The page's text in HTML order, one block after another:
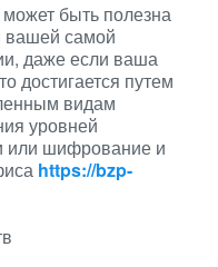
быть полезна
вашей самой
даже если ваша
достигается путем
видам
уровней
или шифрование и
https://bzp-